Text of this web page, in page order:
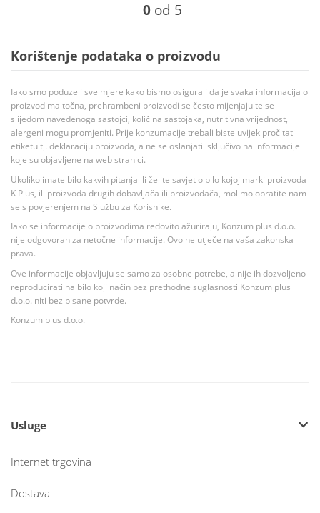
0 od 5
Korištenje podataka o proizvodu
Iako smo poduzeli sve mjere kako bismo osigurali da je svaka informacija o
proizvodima točna, prehrambeni proizvodi se često mijenjaju te se
slijedom navedenoga sastojci, količina sastojaka, nutritivna vrijednost,
alergeni mogu promjeniti. Prije konzumacije trebali biste uvijek pročitati
etiketu tj. deklaraciju proizvoda, a ne se oslanjati isključivo na informacije
koje su objavljene na web stranici.
Ukoliko imate bilo kakvih pitanja ili želite savjet o bilo kojoj marki proizvoda
K Plus, ili proizvoda drugih dobavljača ili proizvođača, molimo obratite nam
se s povjerenjem na Službu za Korisnike.
Iako se informacije o proizvodima redovito ažuriraju, Konzum plus d.o.o.
nije odgovoran za netočne informacije. Ovo ne utječe na vaša zakonska
prava.
Ove informacije objavljuju se samo za osobne potrebe, a nije ih dozvoljeno
reproducirati na bilo koji način bez prethodne suglasnosti Konzum plus
d.o.o. niti bez pisane potvrde.
Konzum plus d.o.o.
Usluge
Internet trgovina
Dostava